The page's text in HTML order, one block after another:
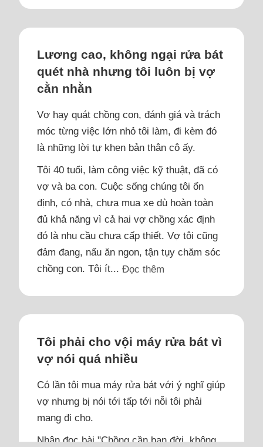
Lương cao, không ngại rửa bát
quét nhà nhưng tôi luôn bị vợ
cằn nhằn
Vợ hay quát chồng con, đánh giá và trách
móc từng việc lớn nhỏ tôi làm, đi kèm đó
là những lời tự khen bản thân cô ấy.
Tôi 40 tuổi, làm công việc kỹ thuật, đã có
vợ và ba con. Cuộc sống chúng tôi ổn
định, có nhà, chưa mua xe dù hoàn toàn
đủ khả năng vì cả hai vợ chồng xác định
đó là nhu cầu chưa cấp thiết. Vợ tôi cũng
đảm đang, nấu ăn ngon, tận tụy chăm sóc
chồng con. Tôi ít...Đọc thêm
Tôi phải cho vội máy rửa bát vì
vợ nói quá nhiều
Có lần tôi mua máy rửa bát với ý nghĩ giúp
vợ nhưng bị nói tới tấp tới nỗi tôi phải
mang đi cho.
Nhân đọc bài "Chồng cần bạn đời, không